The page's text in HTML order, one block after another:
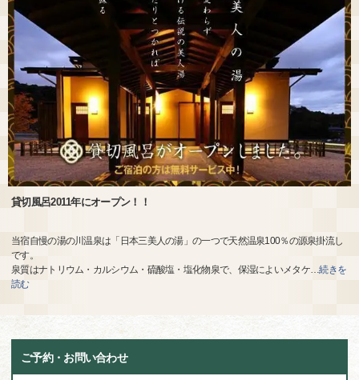
貸切風呂2011年にオープン！！
当宿自慢の湯の川温泉は「日本三美人の湯」の一つで天然温泉100％の源泉掛流し
です。
泉質はナトリウム・カルシウム・硫酸塩・塩化物泉で、保湿によいメタケ…続きを
読む
ご予約・お問い合わせ